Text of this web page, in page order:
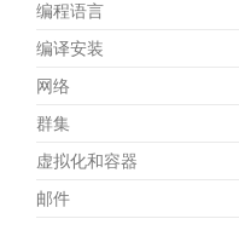
编程语言
编译安装
网络
群集
虚拟化和容器
邮件